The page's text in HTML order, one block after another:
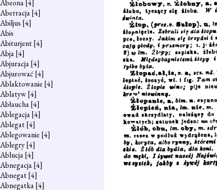
Abeona[4]
Aberracja[4]
Abiljus [4]
Abis
Abiturjent[4]
Abja[4]
Abjuracja[4]
Abjurować [4]
Ablaktowanie [4]
Ablatyw[4]
Abłaucha[4]
Ablegacja[4]
Ablegat[4]
Ablegowanie [4]
Ablegry[4]
Ablucja[4]
Abnegacja[4]
Abnegat[4]
Abnegatka[4]